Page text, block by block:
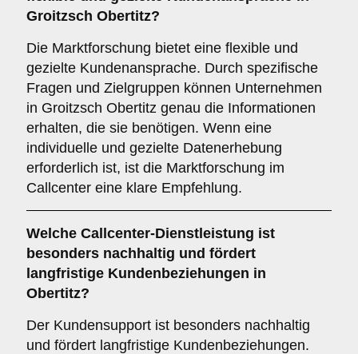
Groitzsch Obertitz?
Die Marktforschung bietet eine flexible und
gezielte Kundenansprache. Durch spezifische
Fragen und Zielgruppen können Unternehmen
in Groitzsch Obertitz genau die Informationen
erhalten, die sie benötigen. Wenn eine
individuelle und gezielte Datenerhebung
erforderlich ist, ist die Marktforschung im
Callcenter eine klare Empfehlung.
Welche Callcenter-Dienstleistung ist
besonders nachhaltig und fördert
langfristige Kundenbeziehungen in
Obertitz?
Der Kundensupport ist besonders nachhaltig
und fördert langfristige Kundenbeziehungen.